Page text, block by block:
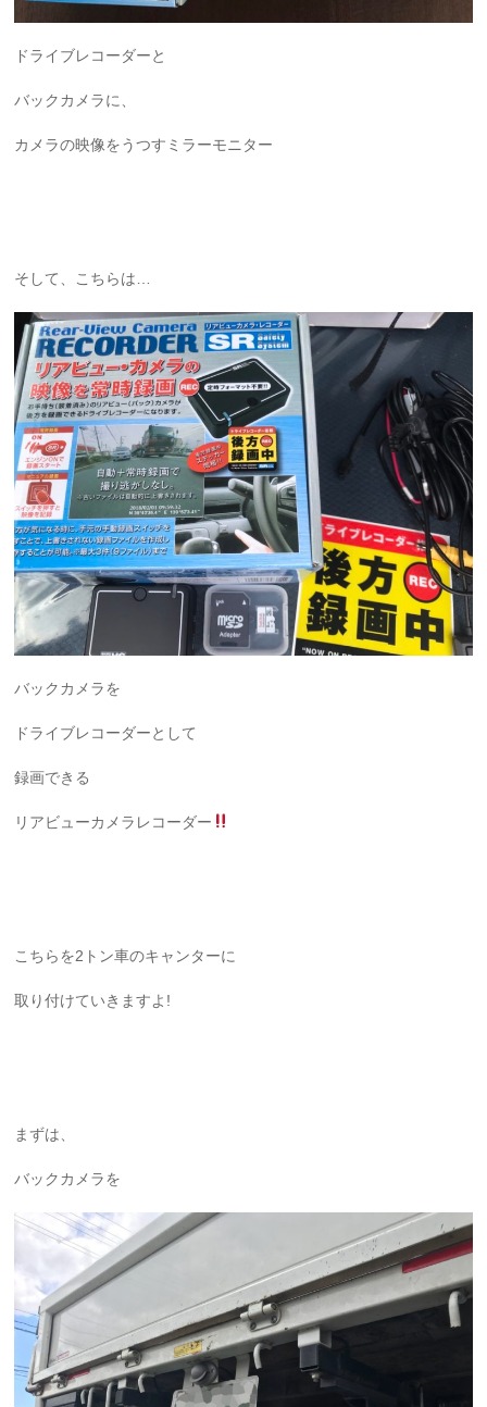
ドライブレコーダーと
バックカメラに、
カメラの映像をうつすミラーモニター
そして、こちらは…
バックカメラを
ドライブレコーダーとして
録画できる
リアビューカメラレコーダー
こちらを2トン車のキャンターに
取り付けていきますよ!
まずは、
バックカメラを